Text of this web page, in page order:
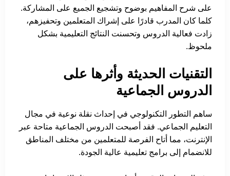
على شرح المفاهيم بوضوح وتشجيع الجميع على المشاركة.
كلما كان المدرب قادرًا على إشراك المتعلمين وتحفيزهم،
زادت فعالية الدروس وتحسنت النتائج التعليمية بشكل
ملحوظ.
التقنيات الحديثة وأثرها على
الدروس الجماعية
ساهم التطور التكنولوجي في إحداث نقلة نوعية في مجال
التعليم الجماعي. فقد أصبحت الدروس الجماعية متاحة عبر
الإنترنت، مما أتاح الفرصة للمتعلمين من مختلف المناطق
للانضمام إلى برامج تعليمية عالية الجودة.